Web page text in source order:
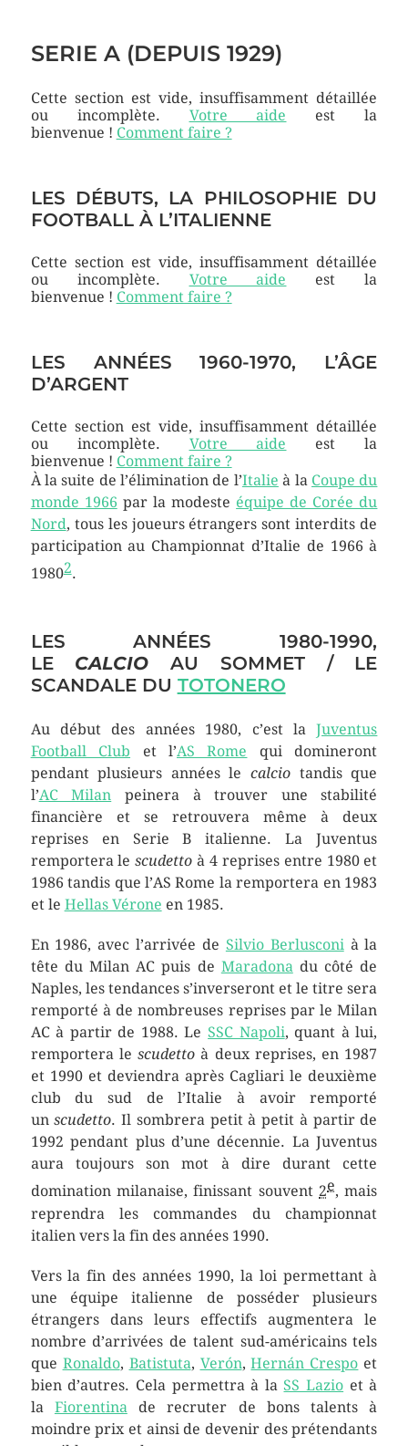
SERIE A (DEPUIS 1929)
Cette section est vide, insuffisamment détaillée
ou incomplète. Votre aide est la
bienvenue ! Comment faire ?
LES DÉBUTS, LA PHILOSOPHIE DU
FOOTBALL À L’ITALIENNE
Cette section est vide, insuffisamment détaillée
ou incomplète. Votre aide est la
bienvenue ! Comment faire ?
LES ANNÉES 1960-1970, L’ÂGE
D’ARGENT
Cette section est vide, insuffisamment détaillée
ou incomplète. Votre aide est la
bienvenue ! Comment faire ?
À la suite de l’élimination de l’Italie à la Coupe du
monde 1966 par la modeste équipe de Corée du
Nord, tous les joueurs étrangers sont interdits de
participation au Championnat d’Italie de 1966 à
19802.
LES ANNÉES 1980-1990,
LE CALCIO AU SOMMET / LE
SCANDALE DU TOTONERO
Au début des années 1980, c’est laJuventus
Football Club et l’AS Rome qui domineront
pendant plusieurs années lecalcio tandis que
l’AC Milan peinera à trouver une stabilité
financière et se retrouvera même à deux
reprises en Serie B italienne. La Juventus
remportera lescudetto à 4 reprises entre 1980 et
1986 tandis que l’AS Rome la remportera en 1983
et le Hellas Vérone en 1985.
En 1986, avec l’arrivée de Silvio Berlusconià la
tête du Milan AC puis de Maradonadu côté de
Naples, les tendances s’inverseront et le titre sera
remporté à de nombreuses reprises par le Milan
AC à partir de 1988. LeSSC Napoli, quant à lui,
remportera lescudetto à deux reprises, en 1987
et 1990 et deviendra après Cagliari le deuxième
club du sud de l’Italie à avoir remporté
unscudetto. Il sombrera petit à petit à partir de
1992 pendant plus d’une décennie. La Juventus
aura toujours son mot à dire durant cette
domination milanaise, finissant souvent2e, mais
reprendra les commandes du championnat
italien vers la fin des années 1990.
Vers la fin des années 1990, la loi permettant à
une équipe italienne de posséder plusieurs
étrangers dans leurs effectifs augmentera le
nombre d’arrivées de talent sud-américains tels
que Ronaldo, Batistuta, Verón,Hernán Crespo et
bien d’autres. Cela permettra à laSS Lazio et à
la Fiorentina de recruter de bons talents à
moindre prix et ainsi de devenir des prétendants